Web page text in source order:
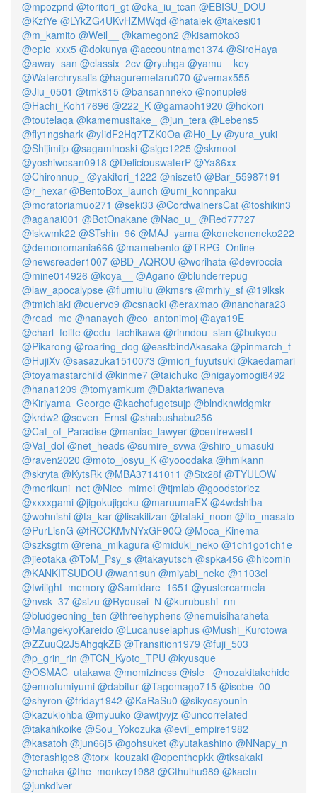
@mpozpnd @toritori_gt @oka_iu_tcan @EBISU_DOU
@KzfYe @LYkZG4UKvHZMWqd @hataiek @takesi01
@m_kamito @Weil__ @kamegon2 @kisamoko3
@epic_xxx5 @dokunya @accountname1374 @SiroHaya
@away_san @classix_2cv @ryuhga @yamu__key
@Waterchrysalis @haguremetaru070 @vemax555
@Jiu_0501 @tmk815 @bansannneko @nonuple9
@Hachi_Koh17696 @222_K @gamaoh1920 @hokori
@toutelaqa @kamemusitake_ @jun_tera @Lebens5
@fly1ngshark @yIidF2Hq7TZK0Oa @H0_Ly @yura_yuki
@Shijimijp @sagaminoski @sige1225 @skmoot
@yoshiwosan0918 @DeliciouswaterP @Ya86xx
@Chironnup_ @yakitori_1222 @niszet0 @Bar_55987191
@r_hexar @BentoBox_launch @umi_konnpaku
@moratoriamuo271 @seki33 @CordwainersCat @toshikin3
@aganai001 @BotOnakane @Nao_u_
@Red77727
@iskwmk22 @STshin_96 @MAJ_yama @konekoneneko222
@demonomania666 @mamebento @TRPG_Online
@newsreader1007 @BD_AQROU @worihata @devroccia
@mine014926 @koya__ @Agano @blunderrepug
@law_apocalypse @fiumiuliu @kmsrs @mrhiy_sf @19lksk
@tmichiaki @cuervo9 @csnaoki @eraxmao @nanohara23
@read_me @nanayoh @eo_antonimoj @aya19E
@charl_folife @edu_tachikawa @rinndou_sian @bukyou
@Pikarong @roaring_dog @eastbindAkasaka @pinmarch_t
@HujiXv @sasazuka1510073 @miori_fuyutsuki @kaedamari
@toyamastarchild @kinme7 @taichuko @nigayomogi8492
@hana1209 @tomyamkum @Daktariwaneva
@Kiriyama_George @kachofugetsujp @blndknwldgmkr
@krdw2 @seven_Ernst @shabushabu256
@Cat_of_Paradise @maniac_lawyer @centrewest1
@Val_dol @net_heads @sumire_svwa @shiro_umasuki
@raven2020 @moto_josyu_K @yooodaka @hmikann
@skryta @KytsRk @MBA37141011 @Six28f @TYULOW
@morikuni_net @Nice_mimei @tjmlab @goodstoriez
@xxxxgami @jigokujigoku @maruumaEX @4wdshiba
@wohnishi @ta_kar @lisakilizan @tataki_noon @ito_masato
@PurLisnG @fRCCKMvNYxGF90Q @Moca_Kinema
@szksgtm @rena_mikagura @miduki_neko @1ch1go1ch1e
@jieotaka @ToM_Psy_s @takayutsch @spka456 @hicomin
@KANKITSUDOU @wan1sun @miyabi_neko @1103cl
@twilight_memory @Samidare_1651 @yustercarmela
@nvsk_37 @sizu @Ryousei_N @kurubushi_rm
@bludgeoning_ten @threehyphens @nemuisiharaheta
@MangekyoKareido @Lucanuselaphus @Mushi_Kurotowa
@ZZuuQ2J5AhgqkZB @Transition1979 @fuji_503
@p_grin_rin @TCN_Kyoto_TPU @kyusque
@OSMAC_utakawa @momiziness @isle_ @nozakitakehide
@ennofumiyumi @dabitur @Tagomago715 @isobe_00
@shyron @friday1942 @KaRaSu0 @sikyosyounin
@kazukiohba @myuuko @awtjvyjz @uncorrelated
@takahikoike @Sou_Yokozuka @evil_empire1982
@kasatoh @jun66j5 @gohsuket @yutakashino @NNapy_n
@terashige8 @torx_kouzaki @openthepkk @tksakaki
@nchaka @the_monkey1988 @Cthulhu989 @kaetn
@junkdiver